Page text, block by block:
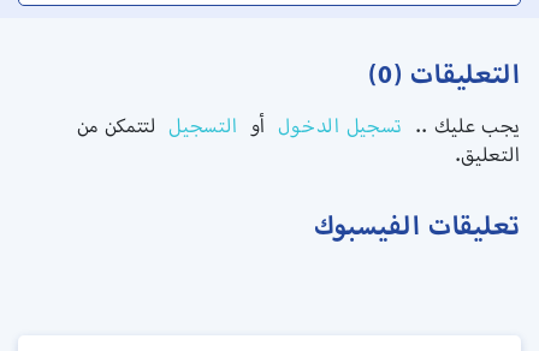
التعليقات (0)
يجب عليك .. تسجيل الدخول أو التسجيل لتتمكن من
التعليق.
تعليقات الفيسبوك